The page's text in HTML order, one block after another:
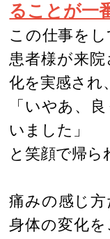
ることが一
この仕事を
患者様が来
化を実感され、
「いやあ、
いました」
と笑顔で帰ら
痛みの感じ
身体の変化